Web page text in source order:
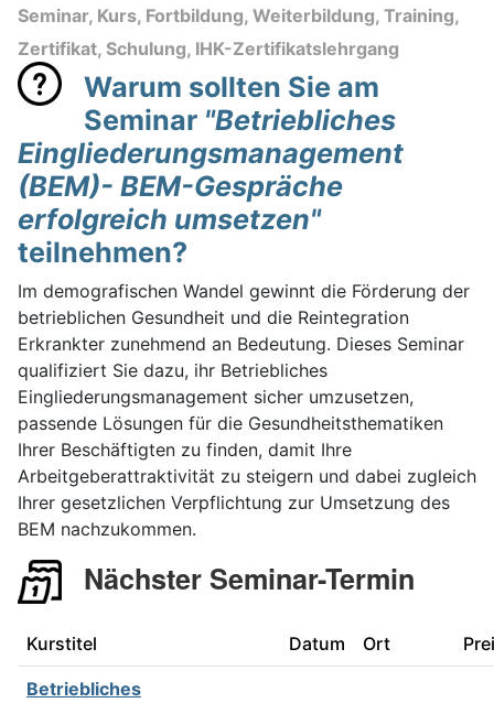
Seminar, Kurs, Fortbildung, Weiterbildung, Training,
Zertifikat, Schulung, IHK-Zertifikatslehrgang
Warum sollten Sie am
Seminar "Betriebliches
Eingliederungsmanagement
(BEM)- BEM-Gespräche
erfolgreich umsetzen"
teilnehmen?
Im demografischen Wandel gewinnt die Förderung der
betrieblichen Gesundheit und die Reintegration
Erkrankter zunehmend an Bedeutung. Dieses Seminar
qualifiziert Sie dazu, ihr Betriebliches
Eingliederungsmanagement sicher umzusetzen,
passende Lösungen für die Gesundheitsthematiken
Ihrer Beschäftigten zu finden, damit Ihre
Arbeitgeberattraktivität zu steigern und dabei zugleich
Ihrer gesetzlichen Verpflichtung zur Umsetzung des
BEM nachzukommen.
Nächster Seminar-Termin
Kurstitel Datum Ort
Betriebliches